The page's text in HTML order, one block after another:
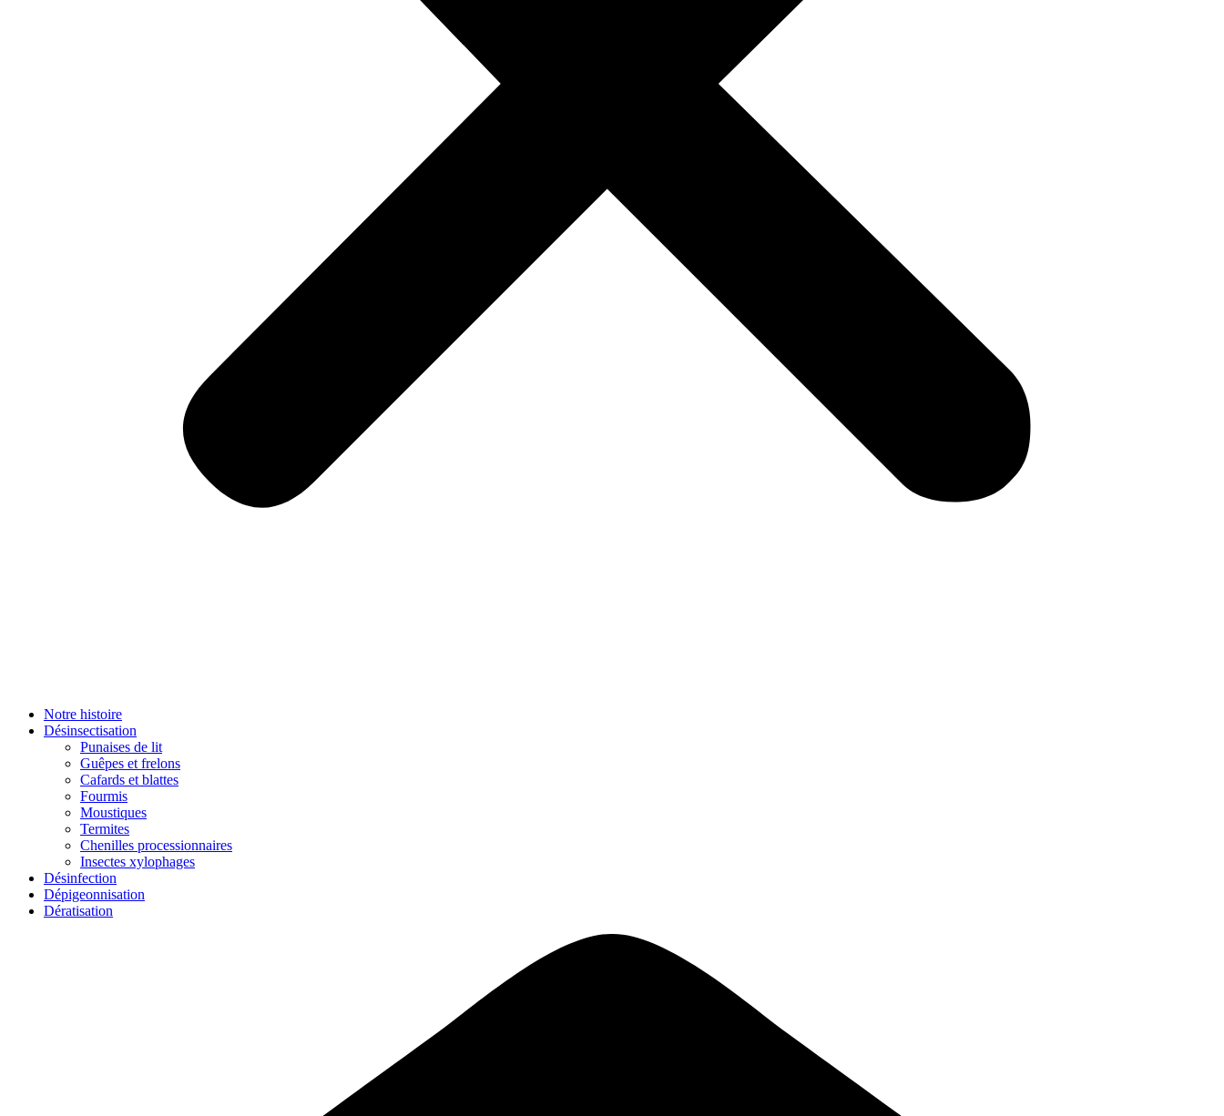
Notre histoire
Désinsectisation
Punaises de lit
Guêpes et frelons
Cafards et blattes
Fourmis
Moustiques
Termites
Chenilles processionnaires
Insectes xylophages
Désinfection
Dépigeonnisation
Dératisation